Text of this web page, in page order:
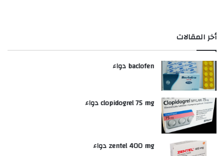
أخر المقالات
baclofen دواء
clopidogrel 75 mg دواء
zentel 400 mg دواء